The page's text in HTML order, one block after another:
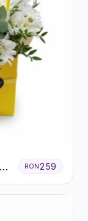
RON 259